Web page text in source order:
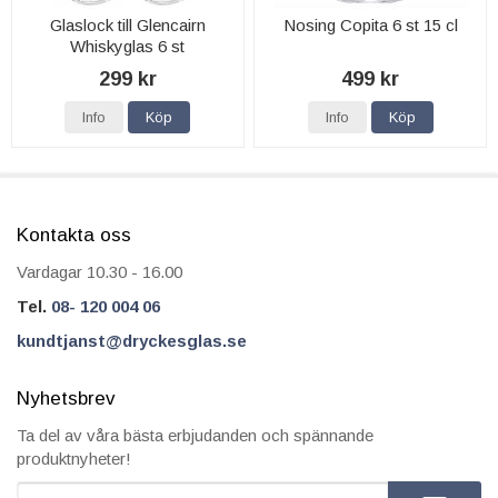
Glaslock till Glencairn
Whiskyglas 6 st
299 kr
Info Köp
Nosing Copita 6 st 15 cl
499 kr
Info Köp
Kontakta oss
Vardagar 10.30 - 16.00
Tel. 08- 120 004 06
kundtjanst@dryckesglas.se
Nyhetsbrev
Ta del av våra bästa erbjudanden och spännande
produktnyheter!